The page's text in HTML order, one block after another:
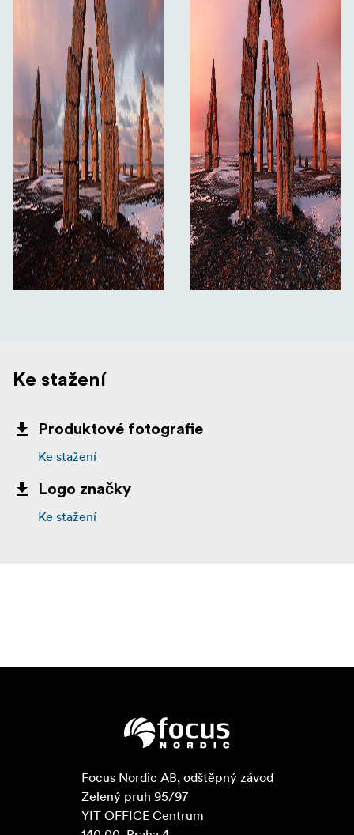
Ke stažení
Produktové fotografie
Ke stažení
Logo značky
Ke stažení
Focus Nordic AB, odštěpný závod
Zelený pruh 95/97
YIT OFFICE Centrum